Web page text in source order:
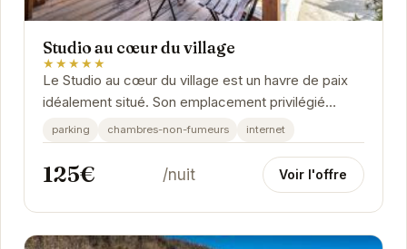
Studio au cœur du village
★★★★★
Le Studio au cœur du village est un havre de paix
idéalement situé. Son emplacement privilégié
permet un accès facile aux attractions locales...
parking chambres-non-fumeurs internet
125€ /nuit Voir l'offre